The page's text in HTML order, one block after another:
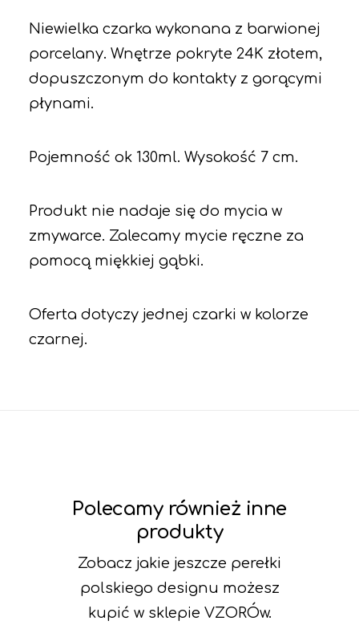
Niewielka czarka wykonana z barwionej
porcelany. Wnętrze pokryte 24K złotem,
dopuszczonym do kontakty z gorącymi
płynami.
Pojemność ok 130ml. Wysokość 7 cm.
Produkt nie nadaje się do mycia w
zmywarce. Zalecamy mycie ręczne za
pomocą miękkiej gąbki.
Oferta dotyczy jednej czarki w kolorze
czarnej.
Polecamy również inne
produkty
Zobacz jakie jeszcze perełki
polskiego designu możesz
kupić w sklepie VZORÓw.